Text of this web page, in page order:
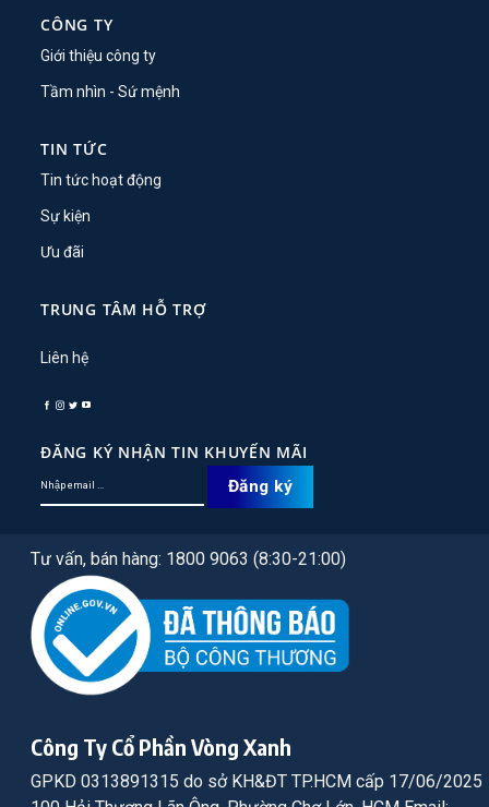
CÔNG TY
Giới thiệu công ty
Tầm nhìn - Sứ mệnh
TIN TỨC
Tin tức hoạt động
Sự kiện
Ưu đãi
TRUNG TÂM HỖ TRỢ
Liên hệ
ĐĂNG KÝ NHẬN TIN KHUYẾN MÃI
Tư vấn, bán hàng: 1800 9063 (8:30-21:00)
Công Ty Cổ Phần Vòng Xanh
GPKD 0313891315 do sở KH&ĐT TP.HCM cấp 17/06/2025